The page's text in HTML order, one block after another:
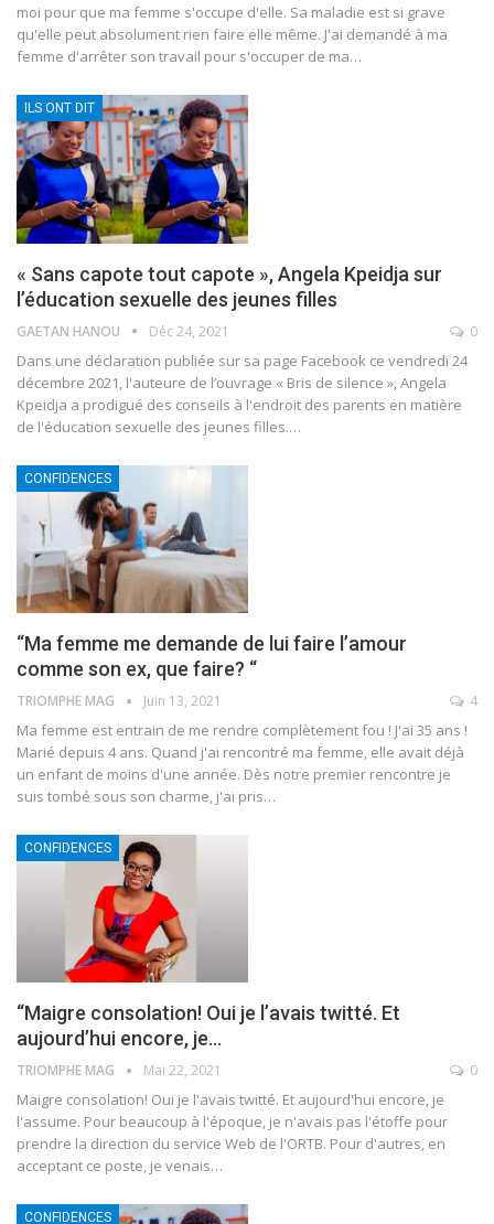
moi pour que ma femme s'occupe d'elle. Sa maladie est si grave
qu'elle peut absolument rien faire elle même. J'ai demandé à ma
femme d'arrêter son travail pour s'occuper de ma…
ILS ONT DIT
« Sans capote tout capote », Angela Kpeidja sur
l’éducation sexuelle des jeunes filles
GAETAN HANOU Déc 24, 2021 0
Dans une déclaration publiée sur sa page Facebook ce vendredi 24
décembre 2021, l'auteure de l’ouvrage « Bris de silence », Angela
Kpeidja a prodigué des conseils à l'endroit des parents en matière
de l'éducation sexuelle des jeunes filles.…
CONFIDENCES
“Ma femme me demande de lui faire l’amour
comme son ex, que faire? “
TRIOMPHE MAG Juin 13, 2021 4
Ma femme est entrain de me rendre complètement fou ! J'ai 35 ans !
Marié depuis 4 ans. Quand j'ai rencontré ma femme, elle avait déjà
un enfant de moins d'une année. Dès notre premier rencontre je
suis tombé sous son charme, j'ai pris…
CONFIDENCES
“Maigre consolation! Oui je l’avais twitté. Et
aujourd’hui encore, je…
TRIOMPHE MAG Mai 22, 2021 0
Maigre consolation! Oui je l'avais twitté. Et aujourd'hui encore, je
l'assume. Pour beaucoup à l'époque, je n'avais pas l'étoffe pour
prendre la direction du service Web de l'ORTB. Pour d'autres, en
acceptant ce poste, je venais…
CONFIDENCES